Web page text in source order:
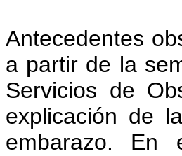
Antecedentes
a partir de la
Servicios de
explicación de
embarazo. En